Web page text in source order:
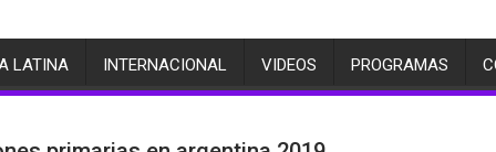
LATINA INTERNACIONAL VIDEOS PROGRAMAS